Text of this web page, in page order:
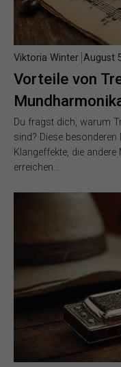
Vorteile von
Viktoria Winter August
Du fragst dich, warum
sind? Diese
Klangeffekte, die
erreichen…